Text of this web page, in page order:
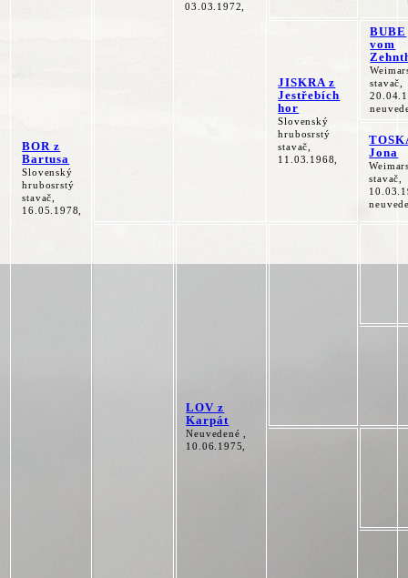
BOR z
Bartusa
Slovenský
hrubosrstý
stavač,
16.05.1978,
03.03.1972,
JISKRA z
Jestřebích
hor
Slovenský
hrubosrstý
stavač,
11.03.1968,
BUBE
vom
stavač,
Jona
stavač,
LOV z
Karpát
Neuvedené ,
10.06.1975,